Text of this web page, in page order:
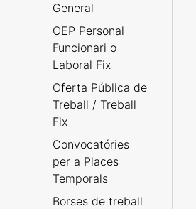
General
OEP Personal
Funcionari o
Laboral Fix
Oferta Pública de
Treball / Treball
Fix
Convocatóries
per a Places
Temporals
Borses de treball